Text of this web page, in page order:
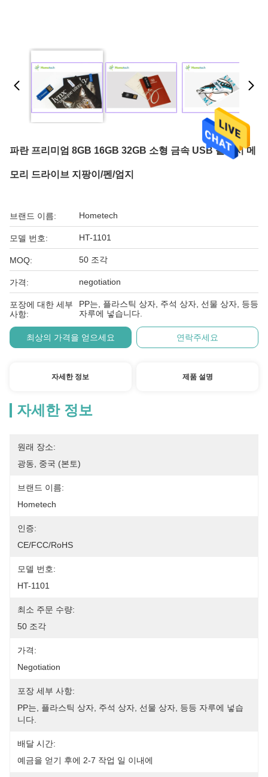
파란 프리미엄 8GB 16GB 32GB 소형 금속 USB 플래시 메
모리 드라이브 지팡이/펜/엄지
브랜드 이름: Hometech
모델 번호: HT-1101
MOQ: 50 조각
가격: negotiation
포장에 대한 세부
사항:
PP는, 플라스틱 상자, 주석 상자, 선물 상자, 등등
자루에 넣습니다.
최상의 가격을 얻으세요 연락주세요
자세한 정보 제품 설명
자세한 정보
원래 장소:
광동, 중국 (본토)
브랜드 이름:
Hometech
인증:
CE/FCC/RoHS
모델 번호:
HT-1101
최소 주문 수량:
50 조각
가격:
Negotiation
포장 세부 사항:
PP는, 플라스틱 상자, 주석 상자, 선물 상자, 등등 자루에 넣습
니다.
배달 시간:
예금을 얻기 후에 2-7 작업 일 이내에